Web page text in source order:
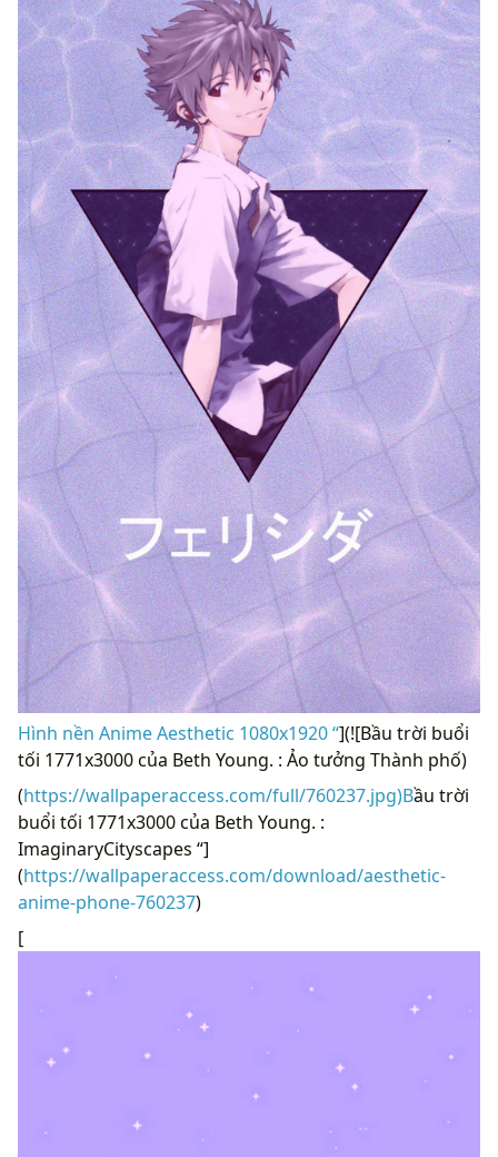
Hình nền Anime Aesthetic 1080x1920 “](![Bầu trời buổi
tối 1771x3000 của Beth Young. : Ảo tưởng Thành phố)
(https://wallpaperaccess.com/full/760237.jpg)Bầu trời
buổi tối 1771x3000 của Beth Young. :
ImaginaryCityscapes “]
(https://wallpaperaccess.com/download/aesthetic-
anime-phone-760237)
[